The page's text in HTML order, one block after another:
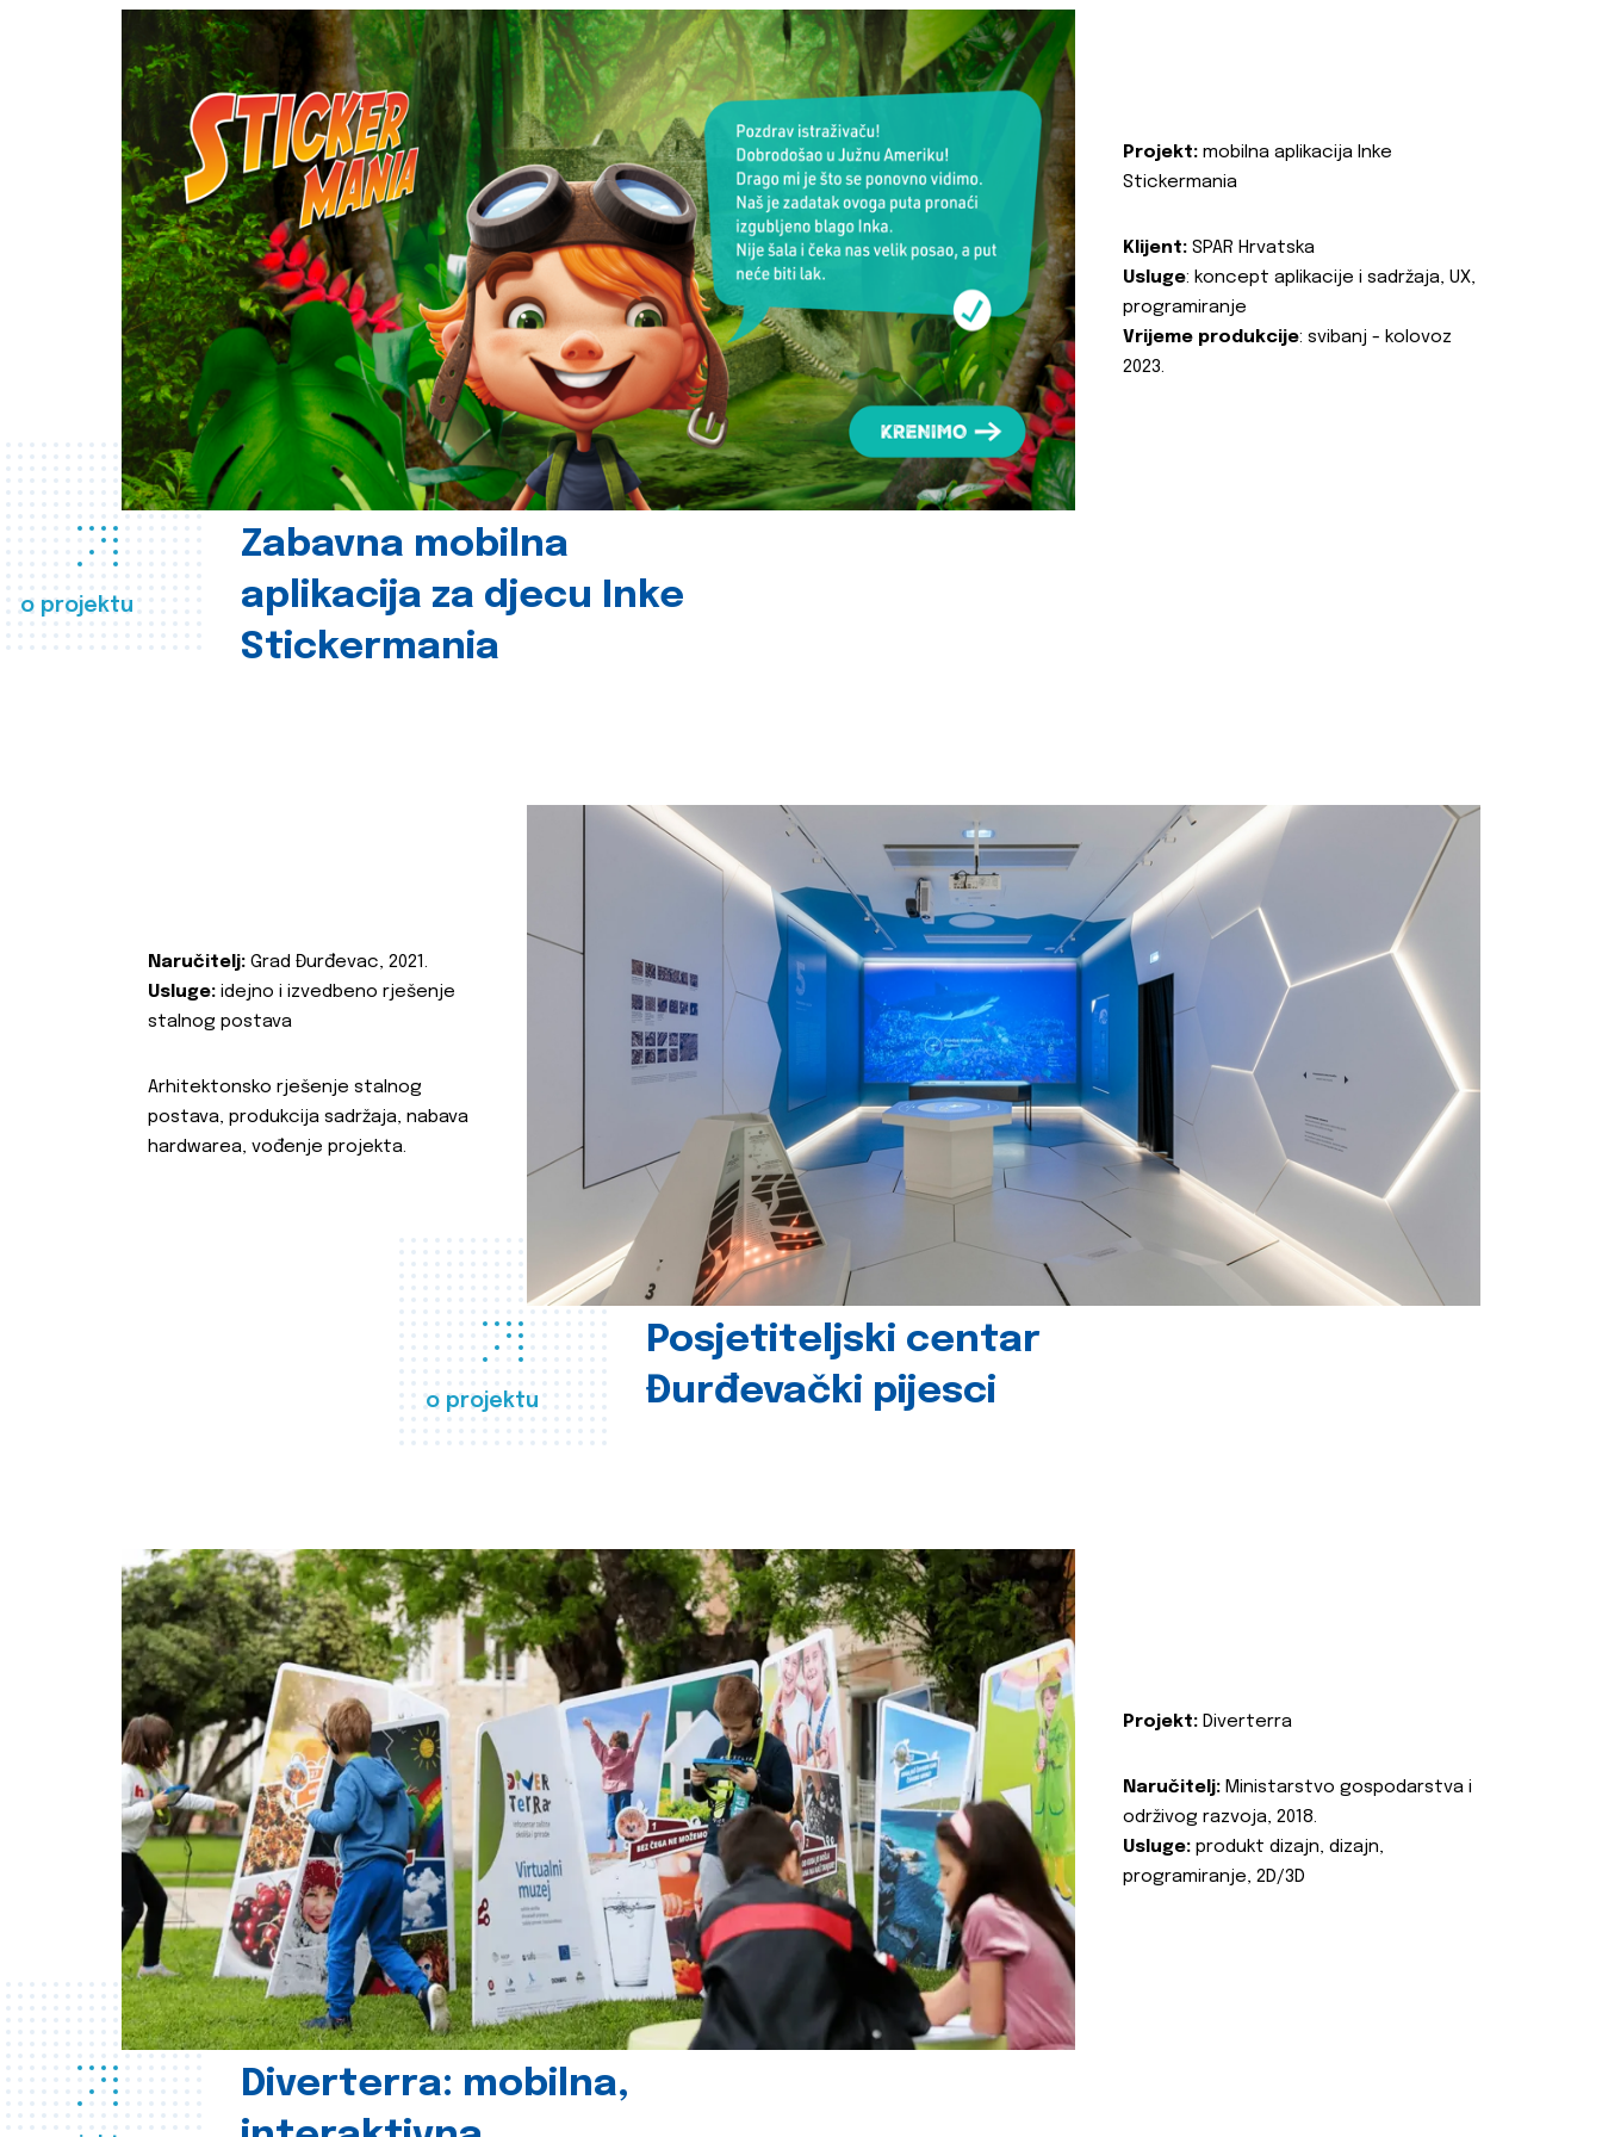
o projektu
Zabavna mobilna
aplikacija za djecu Inke
Stickermania
Projekt: mobilna aplikacija Inke
Stickermania
Klijent: SPAR Hrvatska
Usluge: koncept aplikacije i sadržaja, UX,
programiranje
Vrijeme produkcije: svibanj - kolovoz
2023.
o projektu
Posjetiteljski centar
Đurđevački pijesci
Naručitelj: Grad Đurđevac, 2021.
Usluge: idejno i izvedbeno rješenje
stalnog postava
Arhitektonsko rješenje stalnog
postava, produkcija sadržaja, nabava
hardwarea, vođenje projekta.
Diverterra: mobilna,
Projekt: Diverterra
Naručitelj: Ministarstvo gospodarstva i
održivog razvoja, 2018.
Usluge: produkt dizajn, dizajn,
programiranje, 2D/3D